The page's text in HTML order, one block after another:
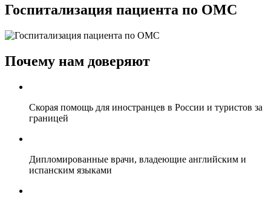
Госпитализация пациента по ОМС
Почему нам доверяют
Скорая помощь для иностранцев в России и туристов за
границей
Дипломированные врачи, владеющие английским и
испанским языками